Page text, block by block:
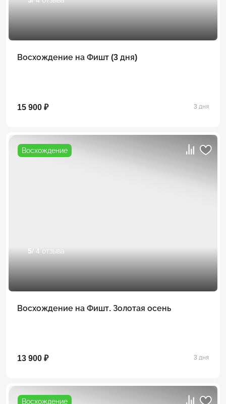
Восхождение на Фишт (3 дня)
15 900 ₽ 3 дня
Восхождение
5/ 4 отзыва
Восхождение на Фишт. Золотая осень
13 900 ₽ 3 дня
Восхождение